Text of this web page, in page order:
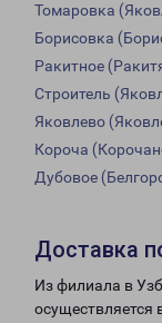
Томаровка
Борисовка
Ракитное
Строитель
Яковлево
Короча
Дубовое
Доставка
Из филиала в
осуществляется